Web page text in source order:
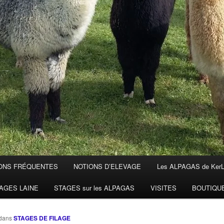
FRÉQUENTES NOTIONS D’ELEVAGE Les ALPAGAS de
LAINE STAGES sur les ALPAGAS VISITES
STAGES DE FILAGE